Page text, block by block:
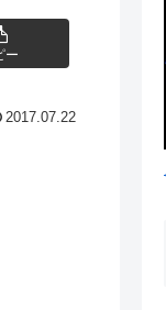
ー
2017.07.22